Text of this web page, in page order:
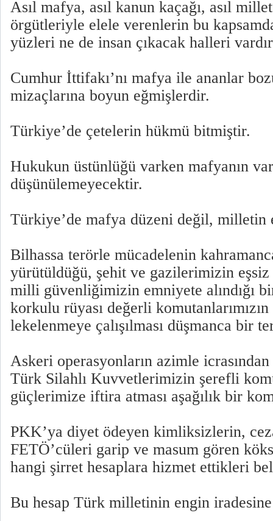
Asıl mafya, asıl kanun kaçağı, asıl
örgütleriyle elele verenlerin bu
yüzleri ne de insan çıkacak halleri
Cumhur İttifakı’nı mafya ile ananlar
mizaçlarına boyun eğmişlerdir.
Türkiye’de çetelerin hükmü bitmiştir.
Hukukun üstünlüğü varken mafyanın
düşünülemeyecektir.
Türkiye’de mafya düzeni değil, milletin
Bilhassa terörle mücadelenin
yürütüldüğü, şehit ve gazilerimizin eşsiz
milli güvenliğimizin emniyete alındığı
korkulu rüyası değerli
lekelenmeye çalışılması düşmanca bir
Askeri operasyonların azimle
Türk Silahlı Kuvvetlerimizin şerefli
güçlerimize iftira atması aşağılık bir
PKK’ya diyet ödeyen kimliksizlerin,
FETÖ’cüleri garip ve masum gören
hangi şirret hesaplara hizmet ettikleri
Bu hesap Türk milletinin engin iradesine